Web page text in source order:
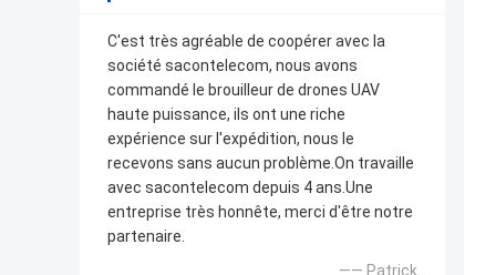
C'est très agréable de coopérer avec la
société sacontelecom, nous avons
commandé le brouilleur de drones UAV
haute puissance, ils ont une riche
expérience sur l'expédition, nous le
recevons sans aucun problème.On travaille
avec sacontelecom depuis 4 ans.Une
entreprise très honnête, merci d'être notre
partenaire.
—— Patrick